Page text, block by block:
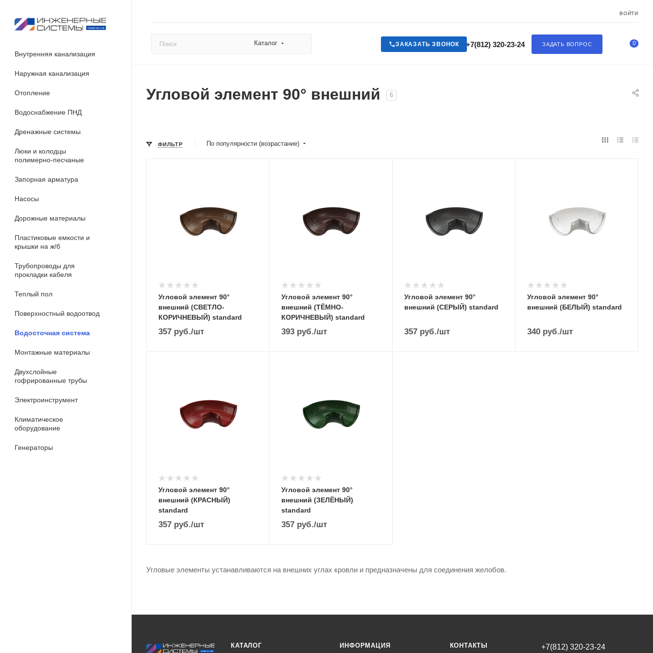
ВОЙТИ
Каталог ЗАДАТЬ ВОПРОС
+7(812) 320-23-24
ЗАКАЗАТЬ ЗВОНОК 0
Внутренняя канализация
Наружная канализация
Отопление
Водоснабжение ПНД
Дренажные системы
Люки и колодцы
полимерно-песчаные
Запорная арматура
Насосы
Дорожные материалы
Пластиковые емкости и
крышки на ж/б
Трубопроводы для
прокладки кабеля
Теплый пол
Поверхностный водоотвод
Водосточная система
Монтажные материалы
Двухслойные
гофрированные трубы
Электроинструмент
Климатическое
оборудование
Генераторы
Угловой элемент 90° внешний 6
ФИЛЬТР По популярности (возрастание)
Угловой элемент 90°
внешний (СВЕТЛО-
КОРИЧНЕВЫЙ) standard
357 руб./шт
Угловой элемент 90°
внешний (ТЁМНО-
КОРИЧНЕВЫЙ) standard
393 руб./шт
Угловой элемент 90°
внешний (СЕРЫЙ) standard
357 руб./шт
Угловой элемент 90°
внешний (БЕЛЫЙ) standard
340 руб./шт
Угловой элемент 90°
внешний (КРАСНЫЙ)
standard
357 руб./шт
Угловой элемент 90°
внешний (ЗЕЛЁНЫЙ)
standard
357 руб./шт
Угловые элементы устанавливаются на внешних углах кровли и предназначены для соединения желобов.
КАТАЛОГ ИНФОРМАЦИЯ КОНТАКТЫ +7(812) 320-23-24